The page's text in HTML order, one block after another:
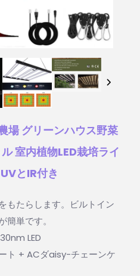
場 グリーンハウス野菜
室内植物LED栽培ライ
とIR付き
もたらします。ビルトイン
単です。
LED
ト + ACダaisy-チェーンケ